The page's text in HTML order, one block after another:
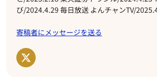
び/2024.4.29 毎日放送 よんチャンTV/
寄稿者にメッセージを送る